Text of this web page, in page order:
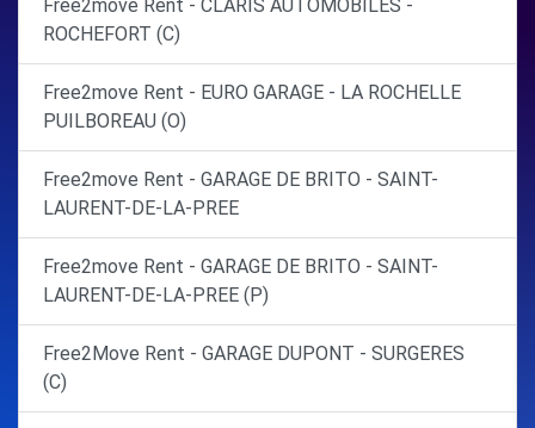
Free2move Rent - CLARIS AUTOMOBILES -
ROCHEFORT (C)
Free2move Rent - EURO GARAGE - LA ROCHELLE
PUILBOREAU (O)
Free2move Rent - GARAGE DE BRITO - SAINT-
LAURENT-DE-LA-PREE
Free2move Rent - GARAGE DE BRITO - SAINT-
LAURENT-DE-LA-PREE (P)
Free2Move Rent - GARAGE DUPONT - SURGERES
(C)